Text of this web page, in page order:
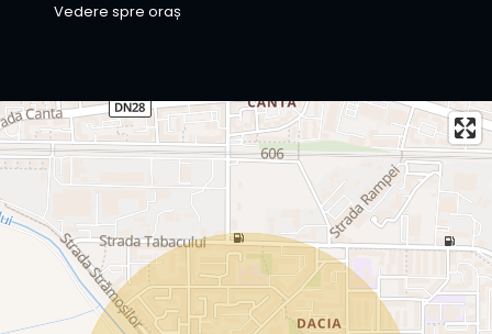
Vedere spre oraș